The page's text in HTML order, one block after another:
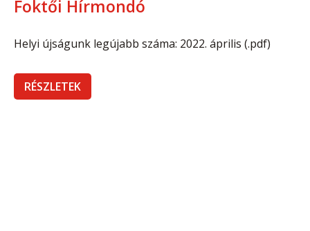
Foktői Hírmondó
Helyi újságunk legújabb száma: 2022. április (.pdf)
RÉSZLETEK